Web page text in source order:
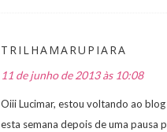
TRILHAMARUPIARA
11 de junho de 2013 às 10:08
Oiii Lucimar, estou voltando ao blog
esta semana depois de uma pausa p